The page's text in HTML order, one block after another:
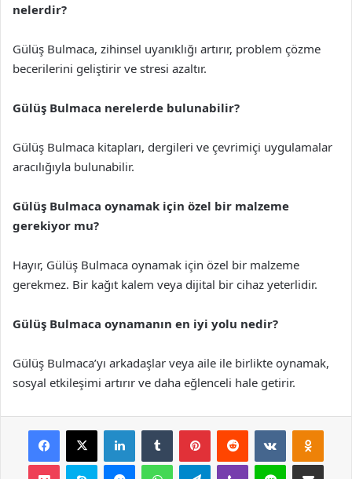
nelerdir?
Gülüş Bulmaca, zihinsel uyanıklığı artırır, problem çözme
becerilerini geliştirir ve stresi azaltır.
Gülüş Bulmaca nerelerde bulunabilir?
Gülüş Bulmaca kitapları, dergileri ve çevrimiçi uygulamalar
aracılığıyla bulunabilir.
Gülüş Bulmaca oynamak için özel bir malzeme
gerekiyor mu?
Hayır, Gülüş Bulmaca oynamak için özel bir malzeme
gerekmez. Bir kağıt kalem veya dijital bir cihaz yeterlidir.
Gülüş Bulmaca oynamanın en iyi yolu nedir?
Gülüş Bulmaca’yı arkadaşlar veya aile ile birlikte oynamak,
sosyal etkileşimi artırır ve daha eğlenceli hale getirir.
Facebook
X LinkedInTumblr PinterestReddit VKontakte
Pocket Skype MessengerWhatsAppTelegramViber Line E-Posta ile